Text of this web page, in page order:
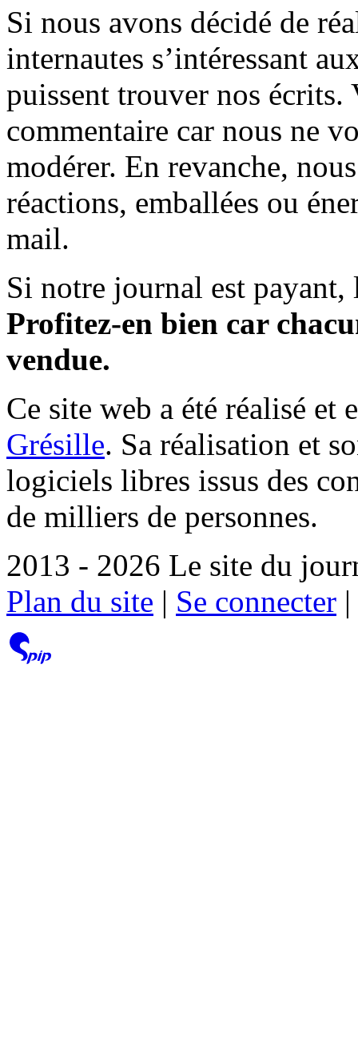
Si nous avons décidé de
internautes s’intéressant
puissent trouver nos écrits.
commentaire car nous ne
modérer. En revanche,
réactions, emballées ou
mail.
Si notre journal est payant,
Profitez-en bien car
vendue.
Ce site web a été réalisé et
Grésille. Sa réalisation et
logiciels libres issus des
de milliers de personnes.
2013 - 2026 Le site du
Plan du site | Se connecter |